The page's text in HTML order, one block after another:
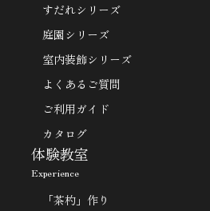
すだれシリーズ
庭園シリーズ
室内装飾シリーズ
よくあるご質問
ご利用ガイド
カタログ
体験教室
Experience
「茶杓」作り